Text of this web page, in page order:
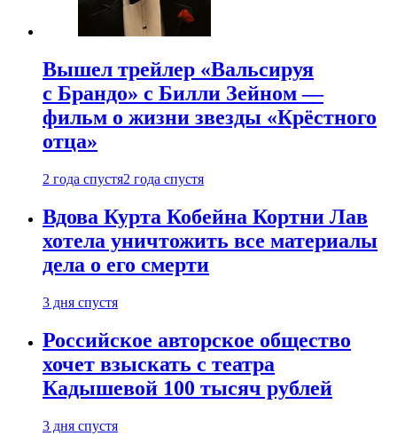
Вышел трейлер «Вальсируя
с Брандо» с Билли Зейном —
фильм о жизни звезды «Крёстного
отца»
2 года спустя2 года спустя
Вдова Курта Кобейна Кортни Лав
хотела уничтожить все материалы
дела о его смерти
3 дня спустя
Российское авторское общество
хочет взыскать с театра
Кадышевой 100 тысяч рублей
3 дня спустя